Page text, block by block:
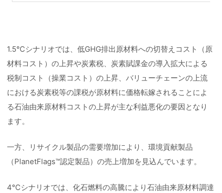
1.5℃シナリオでは、低GHG排出原材料への切替えコスト（原
材料コスト）の上昇や炭素税、炭素賦課金の導入拡大による
税制コスト（操業コスト）の上昇、バリューチェーンの上流
における炭素税等の課税が原材料に価格転嫁されることによ
る石油由来原材料コストの上昇が主な利益悪化の要因となり
ます。
一方、リサイクル製品の需要増加により、環境貢献製品
（PlanetFlags™認定製品）の売上増加を見込んでいます。
4℃シナリオでは、化石燃料の高騰により石油由来原材料調達